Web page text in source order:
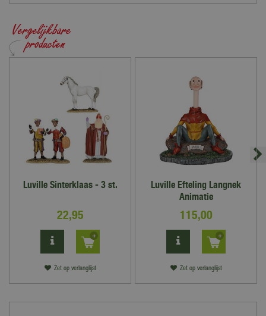
Luville Sinterklaas - 3 st.
22,95
Zet op verlanglijst
Luville Efteling Langnek
Animatie
115,00
Zet op verlanglijst